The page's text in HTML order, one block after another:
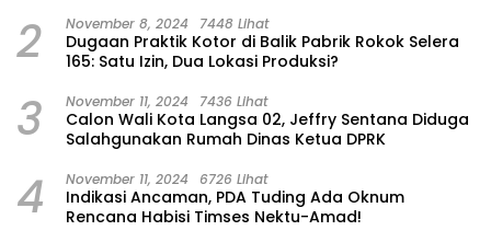
2 November 8, 2024 7448 Lihat
Dugaan Praktik Kotor di Balik Pabrik Rokok Selera
165: Satu Izin, Dua Lokasi Produksi?
3 November 11, 2024 7436 Lihat
Calon Wali Kota Langsa 02, Jeffry Sentana Diduga
Salahgunakan Rumah Dinas Ketua DPRK
4 November 11, 2024 6726 Lihat
Indikasi Ancaman, PDA Tuding Ada Oknum
Rencana Habisi Timses Nektu-Amad!